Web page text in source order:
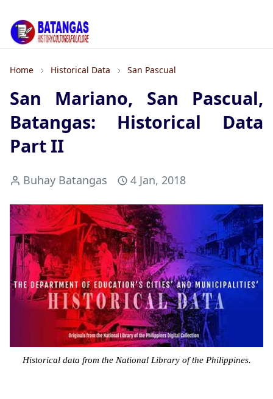
Home Historical Data San Pascual
San Mariano, San Pascual,
Batangas: Historical Data
Part II
Buhay Batangas 4 Jan, 2018
Historical data from the National Library of the Philippines.